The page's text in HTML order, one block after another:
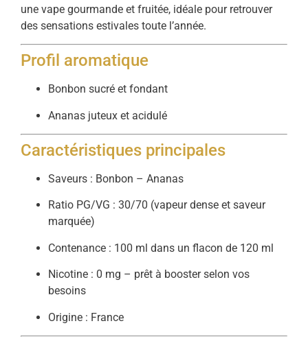
une vape gourmande et fruitée, idéale pour retrouver
des sensations estivales toute l’année.
Profil aromatique
Bonbon sucré et fondant
Ananas juteux et acidulé
Caractéristiques principales
Saveurs : Bonbon – Ananas
Ratio PG/VG : 30/70 (vapeur dense et saveur
marquée)
Contenance : 100 ml dans un flacon de 120 ml
Nicotine : 0 mg – prêt à booster selon vos
besoins
Origine : France